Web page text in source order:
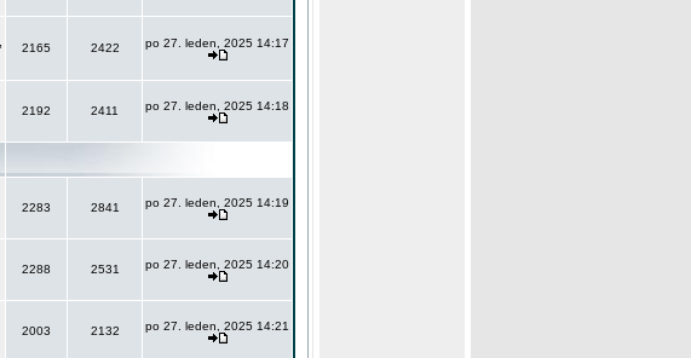
2165 2422 po 27. leden, 2025 14:17
2192 2411 po 27. leden, 2025 14:18
2283 2841 po 27. leden, 2025 14:19
2288 2531 po 27. leden, 2025 14:20
2003 2132 po 27. leden, 2025 14:21